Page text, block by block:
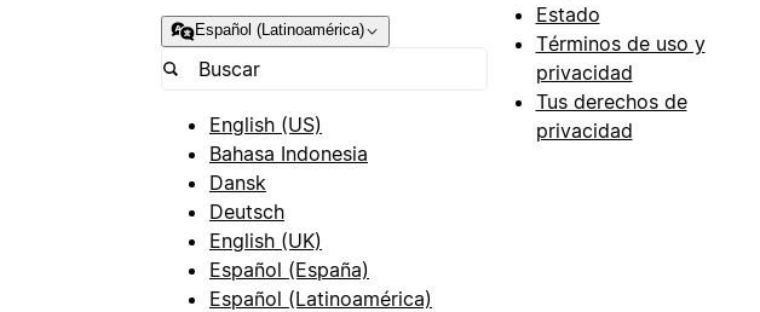
Español (Latinoamérica)
English (US)
Bahasa Indonesia
Dansk
Deutsch
English (UK)
Español (España)
Español (Latinoamérica)
Estado
Términos de uso y
privacidad
Tus derechos de
privacidad